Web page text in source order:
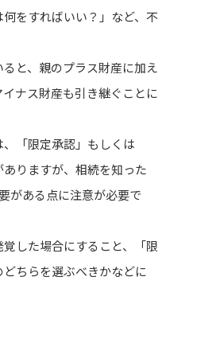
何をすればいい？」など、不
と、親のプラス財産に加え
ナス財産も引き継ぐことに
「限定承認」もしくは
ありますが、相続を知った
がある点に注意が必要で
した場合にすること、「限
ちらを選ぶべきかなどに